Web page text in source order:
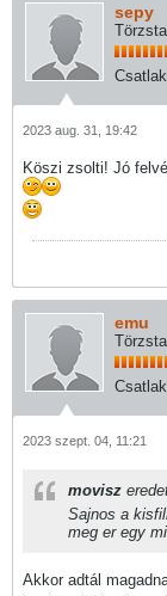
sepy
2023 aug. 31, 19:42
Köszi zsolti! Jó
emu
2023 szept. 04, 11:21
movisz
Sajnos a
meg er egy
Akkor adtál